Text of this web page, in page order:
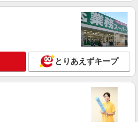
とりあえずキープ